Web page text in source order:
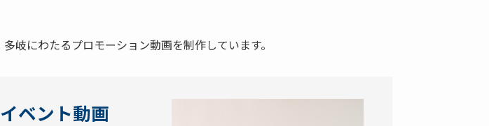
岐にわたるプロモーション動画を制作しています。
ベント動画